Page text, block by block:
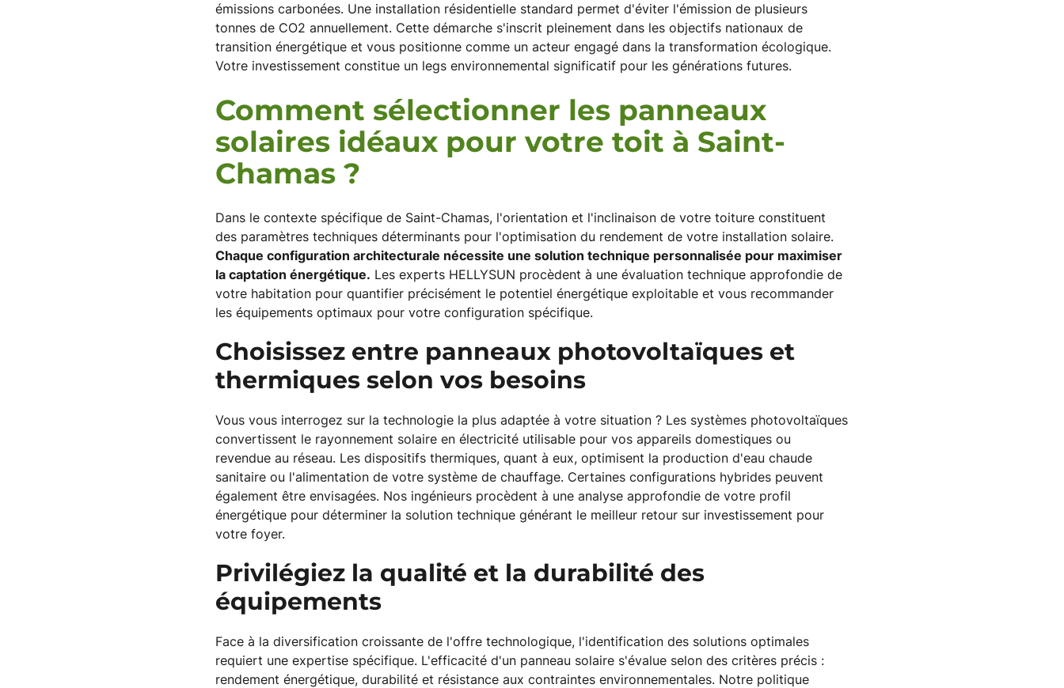
émissions carbonées. Une installation résidentielle standard permet d'éviter l'émission de plusieurs
tonnes de CO2 annuellement. Cette démarche s'inscrit pleinement dans les objectifs nationaux de
transition énergétique et vous positionne comme un acteur engagé dans la transformation écologique.
Votre investissement constitue un legs environnemental significatif pour les générations futures.
Comment sélectionner les panneaux
solaires idéaux pour votre toit à Saint-
Chamas ?
Dans le contexte spécifique de Saint-Chamas, l'orientation et l'inclinaison de votre toiture constituent
des paramètres techniques déterminants pour l'optimisation du rendement de votre installation solaire.
Chaque configuration architecturale nécessite une solution technique personnalisée pour maximiser
la captation énergétique. Les experts HELLYSUN procèdent à une évaluation technique approfondie de
votre habitation pour quantifier précisément le potentiel énergétique exploitable et vous recommander
les équipements optimaux pour votre configuration spécifique.
Choisissez entre panneaux photovoltaïques et
thermiques selon vos besoins
Vous vous interrogez sur la technologie la plus adaptée à votre situation ? Les systèmes photovoltaïques
convertissent le rayonnement solaire en électricité utilisable pour vos appareils domestiques ou
revendue au réseau. Les dispositifs thermiques, quant à eux, optimisent la production d'eau chaude
sanitaire ou l'alimentation de votre système de chauffage. Certaines configurations hybrides peuvent
également être envisagées. Nos ingénieurs procèdent à une analyse approfondie de votre profil
énergétique pour déterminer la solution technique générant le meilleur retour sur investissement pour
votre foyer.
Privilégiez la qualité et la durabilité des
équipements
Face à la diversification croissante de l'offre technologique, l'identification des solutions optimales
requiert une expertise spécifique. L'efficacité d'un panneau solaire s'évalue selon des critères précis :
rendement énergétique, durabilité et résistance aux contraintes environnementales. Notre politique